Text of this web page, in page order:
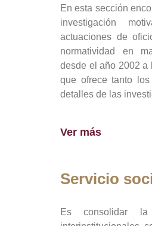
En esta sección
investigación
actuaciones de
normatividad en
desde el año 2002 a
que ofrece tanto
detalles de las
Ver más
Servicio
Es consolidar